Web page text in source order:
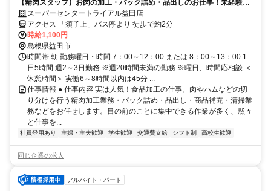
【精肉スタッフ】お肉の加工・パック詰め・品出しのお仕事！未経験者
も大歓迎！
スーパーセンタートライアル益田店
アクセス 「須子上」バス停より 徒歩で約2分
時給1,100円
島根県益田市
時間帯 朝 勤務曜日・時間 7：00～12：00 または 8：00～13：00 1
日5時間 週2～3日勤務 ※週20時間未満の勤務 ※曜日、時間応相談 ＜
休憩時間＞ 実働6～8時間以内は45分 ...
仕事情報 ● 仕事内容 実は人気！食品加工の仕事。肉やハムなどの切
り分けを行う精肉加工業務・パック詰め・品出し・商品補充・清掃業
務などをお任せします。目の前のことに集中できる作業が多く、黙々
と仕事を...
社員登用あり 主婦・主夫歓迎 学生歓迎 交通費支給 シフト制 高校生歓迎
同じ企業の求人
アルバイト・パート